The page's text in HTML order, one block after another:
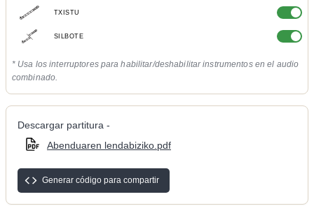
TXISTU
SILBOTE
* Usa los interruptores para habilitar/deshabilitar instrumentos en el audio
combinado.
Descargar partitura -
Abenduaren lendabiziko.pdf
Generar código para compartir